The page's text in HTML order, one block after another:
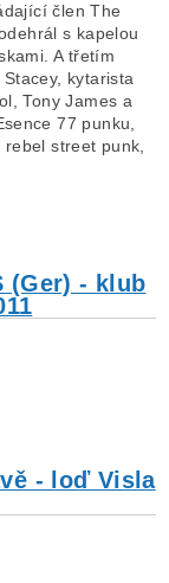
člen The
s kapelou
A třetím
kytarista
Tony James a
77 punku,
street punk,
(Ger) - klub
- loď Visla